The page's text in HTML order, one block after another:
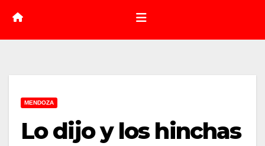
MENDOZA
Lo dijo y los hinchas